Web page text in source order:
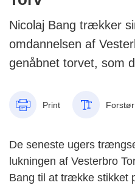
Nicolaj Bang trækker
omdannelsen af
genåbnet torvet, som
Print
De seneste ugers
lukningen af Vesterbro
Bang til at trække stikket